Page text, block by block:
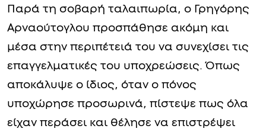
Παρά τη σοβαρή ταλαιπωρία, ο Γρηγόρης
Αρναούτογλου προσπάθησε ακόμη και
μέσα στην περιπέτειά του να συνεχίσει τις
επαγγελματικές του υποχρεώσεις. Όπως
αποκάλυψε ο ίδιος, όταν ο πόνος
υποχώρησε προσωρινά, πίστεψε πως όλα
είχαν περάσει και θέλησε να επιστρέψει